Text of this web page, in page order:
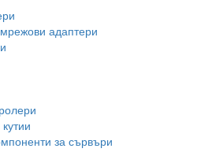
адаптери
за сървъри